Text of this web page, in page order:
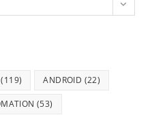
(119) ANDROID (22)
(53)